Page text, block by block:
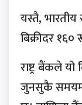
यस्तै,
बिक्रीदर
राष्ट्र बैंकले
जुनसुकै